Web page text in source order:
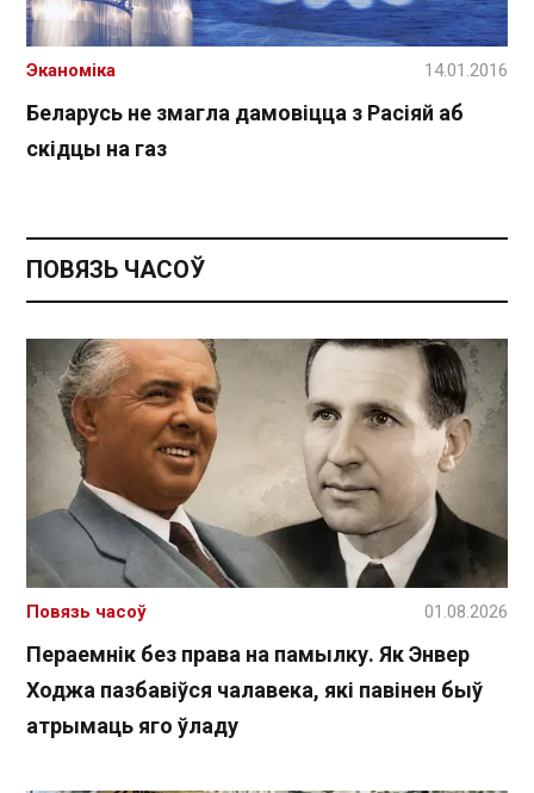
Беларусь не змагла дамовіцца з Расіяй аб
скідцы на газ
Эканоміка 14.01.2016
ПОВЯЗЬ ЧАСОЎ
Пераемнік без права на памылку. Як Энвер
Ходжа пазбавіўся чалавека, які павінен быў
атрымаць яго ўладу
Повязь часоў 01.08.2026